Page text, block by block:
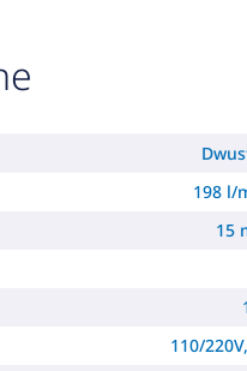
198 l/
15
110/